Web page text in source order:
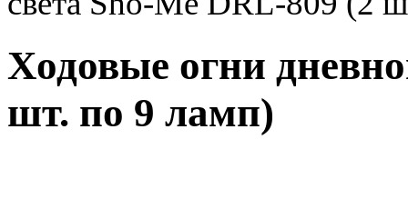
Ходовые огни
шт. по 9 ламп)